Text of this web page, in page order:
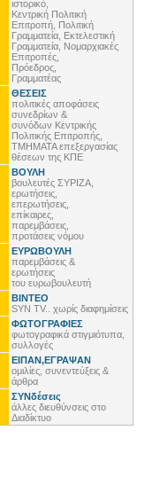
ιστορικό,
Κεντρική Πολιτική
Επιτροπή, Πολιτική
Γραμματεία, Εκτελεστική
Γραμματεία, Νομαρχιακές
Επιτροπές,
Πρόεδρος,
Γραμματέας
ΘΕΣΕΙΣ
πολιτικές αποφάσεις
συνεδρίων &
συνόδων Κεντρικής
Πολιτικής Επιτροπής,
ΤΜΗΜΑΤΑ επεξεργασίας
θέσεων της ΚΠΕ
ΒΟΥΛΗ
βουλευτές ΣΥΡΙΖΑ,
ερωτήσεις,
επερωτήσεις,
επίκαιρες,
παρεμβάσεις,
προτάσεις νόμου
ΕΥΡΩΒΟΥΛΗ
παρεμβάσεις &
ερωτήσεις
του ευρωβουλευτή
ΒΙΝΤΕΟ
SYN TV.. χωρίς διαφημίσεις
ΦΩΤΟΓΡΑΦΙΕΣ
φωτογραφικά στιγμιότυπα,
συλλογές
ΕΙΠΑΝ,ΕΓΡΑΨΑΝ
ομιλίες, συνεντεύξεις &
άρθρα
ΣΥΝδέσεις
άλλες διευθύνσεις στο
Διαδίκτυο